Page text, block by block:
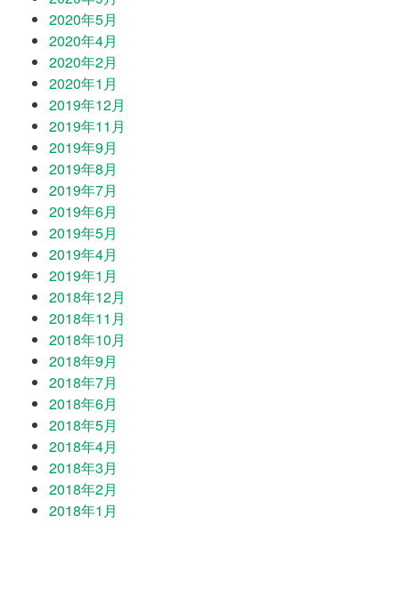
2020年5月
2020年4月
2020年2月
2020年1月
2019年12月
2019年11月
2019年9月
2019年8月
2019年7月
2019年6月
2019年5月
2019年4月
2019年1月
2018年12月
2018年11月
2018年10月
2018年9月
2018年7月
2018年6月
2018年5月
2018年4月
2018年3月
2018年2月
2018年1月